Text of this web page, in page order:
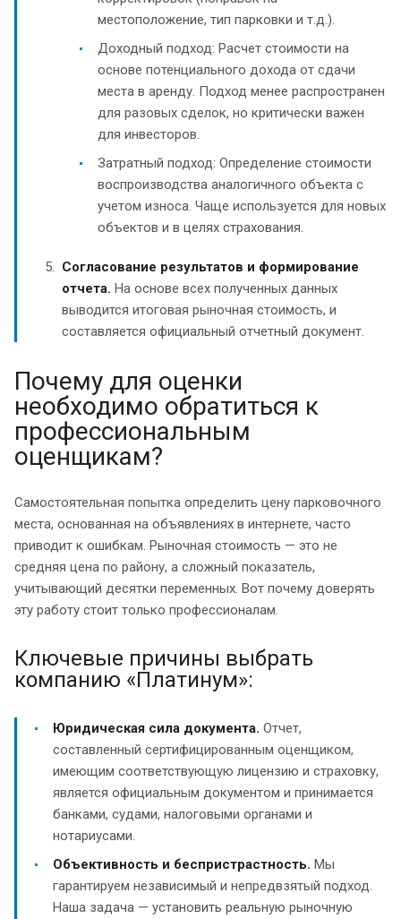
местоположение, тип парковки и т.д.).
Доходный подход: Расчет стоимости на
основе потенциального дохода от сдачи
места в аренду. Подход менее распространен
для разовых сделок, но критически важен
для инвесторов.
Затратный подход: Определение стоимости
воспроизводства аналогичного объекта с
учетом износа. Чаще используется для новых
объектов и в целях страхования.
Согласование результатов и формирование
отчета. На основе всех полученных данных
выводится итоговая рыночная стоимость, и
составляется официальный отчетный документ.
Почему для оценки
необходимо обратиться к
профессиональным
оценщикам?
Самостоятельная попытка определить цену парковочного
места, основанная на объявлениях в интернете, часто
приводит к ошибкам. Рыночная стоимость — это не
средняя цена по району, а сложный показатель,
учитывающий десятки переменных. Вот почему доверять
эту работу стоит только профессионалам.
Ключевые причины выбрать
компанию «Платинум»:
Юридическая сила документа. Отчет,
составленный сертифицированным оценщиком,
имеющим соответствующую лицензию и страховку,
является официальным документом и принимается
банками, судами, налоговыми органами и
нотариусами.
Объективность и беспристрастность. Мы
гарантируем независимый и непредвзятый подход.
Наша задача — установить реальную рыночную